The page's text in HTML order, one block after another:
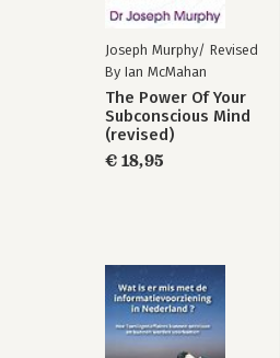
Joseph Murphy/ Revised
By Ian McMahan
The Power Of Your
Subconscious Mind
(revised)
€ 18,95